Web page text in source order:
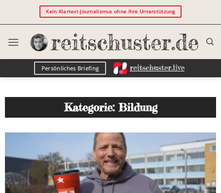
Kein Klartext-Journalismus ohne Ihre Unterstützung
Persönliches Briefing
Kategorie: Bildung